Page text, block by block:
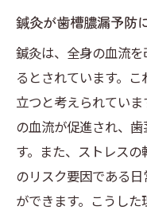
鍼灸が歯槽膿漏予防
鍼灸は、全身の血流
るとされています。
立つと考えられてい
の血流が促進され、
す。また、ストレス
のリスク要因である
ができます。こうし